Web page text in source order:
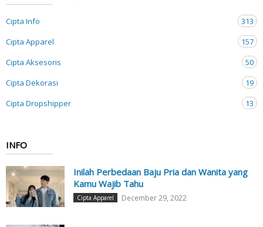
Cipta Info
313
Cipta Apparel
157
Cipta Aksesoris
50
Cipta Dekorasi
19
Cipta Dropshipper
13
INFO
Inilah Perbedaan Baju Pria dan Wanita yang
Kamu Wajib Tahu
Cipta Apparel December 29, 2022